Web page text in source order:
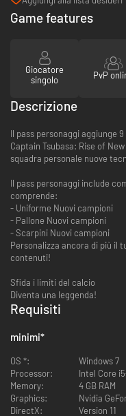
(Steam)
Game features
Giocatore
singolo
PvP
Descrizione
Il pass personaggi aggiunge
Captain Tsubasa: Rise of
squadra personale nuove
Il pass personaggi include
comprende:
- Uniforme Nuovi campioni
- Pallone Nuovi campioni
- Scarpini Nuovi campioni
Personalizza ancora di più il
contenuti!
Sfida i limiti del calcio
Diventa una leggenda!
Requisiti
minimi*
OS *:
Windows 7
Processor:
Intel Core
Memory:
4 GB RAM
Graphics:
Nvidia
DirectX:
Version 11